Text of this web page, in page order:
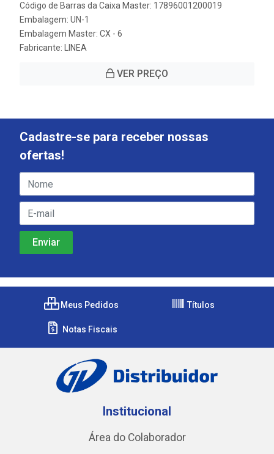
Código de Barras da Caixa Master: 17896001200019
Embalagem: UN-1
Embalagem Master: CX - 6
Fabricante:
LINEA
VER PREÇO
Cadastre-se para receber nossas
ofertas!
Meus Pedidos Títulos
Notas Fiscais
Institucional
Área do Colaborador